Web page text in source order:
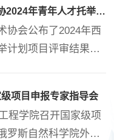
动力。天诚软件深耕
多年。此次合作以“产
用关键技术研究及应
陕西省2024年度陕西
优秀成果二等奖。北
，研究北斗卫星导航
制北斗应急广播系
系统、北斗低功耗电
我院教师获“西安市科协2024年青年人才托举计划”立项资助
协会公布了2024年西
计划项目评审结果。
项资助。 此次西安
项目申报专家指导会
程学院召开国家级项
罗斯自然科学院外籍